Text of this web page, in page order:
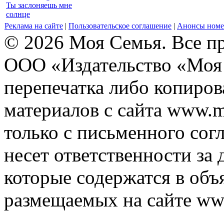
Ты заслоняешь мне
солнце
Реклама на сайте | Пользовательское соглашение | Анонсы
© 2026 Моя Семья. Все
ООО «Издательство
перепечатка либо
материалов с сайта
только с письменного
несет ответственности
которые содержатся в
размещаемых на сайте